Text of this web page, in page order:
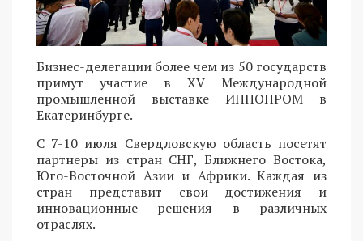
Бизнес-делегации более чем из 50 государств
примут участие в XV Международной
промышленной выставке ИННОПРОМ в
Екатеринбурге.
С 7-10 июля Свердловскую область посетят
партнеры из стран СНГ, Ближнего Востока,
Юго-Восточной Азии и Африки. Каждая из
стран представит свои достижения и
инновационные решения в различных
отраслях.